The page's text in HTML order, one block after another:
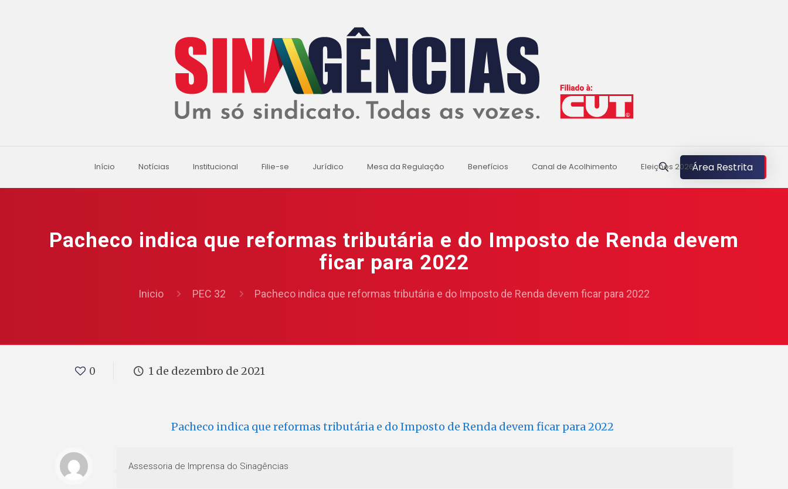
Início Notícias Institucional Filie-se Jurídico Mesa da Regulação Benefícios Canal de Acolhimento Eleições 2026Área Restrita
Pacheco indica que reformas tributária e do Imposto de Renda devem
ficar para 2022
Inicio PEC 32 Pacheco indica que reformas tributária e do Imposto de Renda devem ficar para 2022
0 1 de dezembro de 2021
Pacheco indica que reformas tributária e do Imposto de Renda devem ficar para 2022
Assessoria de Imprensa do Sinagências